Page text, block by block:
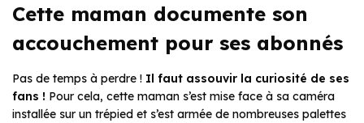
Cette maman documente son
accouchement pour ses abonnés
Pas de temps à perdre ! Il faut assouvir la curiosité de ses
fans ! Pour cela, cette maman s’est mise face à sa caméra
installée sur un trépied et s’est armée de nombreuses palettes